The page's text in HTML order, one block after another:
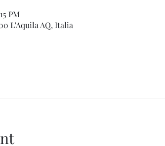
PM
L'Aquila AQ, Italia